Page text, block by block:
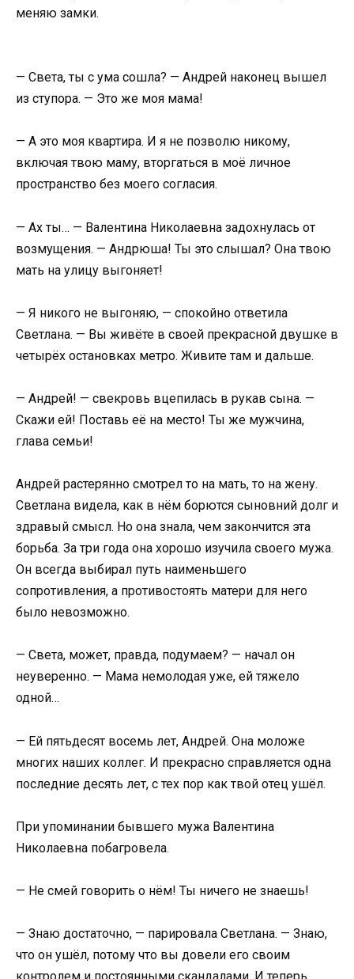
меняю замки.
— Света, ты с ума сошла? — Андрей наконец вышел
из ступора. — Это же моя мама!
— А это моя квартира. И я не позволю никому,
включая твою маму, вторгаться в моё личное
пространство без моего согласия.
— Ах ты… — Валентина Николаевна задохнулась от
возмущения. — Андрюша! Ты это слышал? Она твою
мать на улицу выгоняет!
— Я никого не выгоняю, — спокойно ответила
Светлана. — Вы живёте в своей прекрасной двушке в
четырёх остановках метро. Живите там и дальше.
— Андрей! — свекровь вцепилась в рукав сына. —
Скажи ей! Поставь её на место! Ты же мужчина,
глава семьи!
Андрей растерянно смотрел то на мать, то на жену.
Светлана видела, как в нём борются сыновний долг и
здравый смысл. Но она знала, чем закончится эта
борьба. За три года она хорошо изучила своего мужа.
Он всегда выбирал путь наименьшего
сопротивления, а противостоять матери для него
было невозможно.
— Света, может, правда, подумаем? — начал он
неуверенно. — Мама немолодая уже, ей тяжело
одной…
— Ей пятьдесят восемь лет, Андрей. Она моложе
многих наших коллег. И прекрасно справляется одна
последние десять лет, с тех пор как твой отец ушёл.
При упоминании бывшего мужа Валентина
Николаевна побагровела.
— Не смей говорить о нём! Ты ничего не знаешь!
— Знаю достаточно, — парировала Светлана. — Знаю,
что он ушёл, потому что вы довели его своим